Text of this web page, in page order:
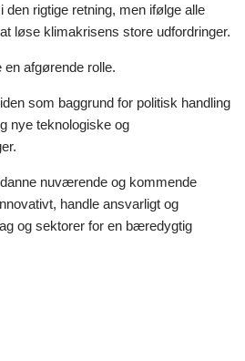
den rigtige retning, men ifølge alle
løse klimakrisens store udfordringer.
afgørende rolle.
som baggrund for politisk handling
nye teknologiske og
nuværende og kommende
handle ansvarligt og
og sektorer for en bæredygtig